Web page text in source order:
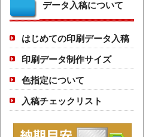
データ入稿について
はじめての印刷データ入稿
印刷データ制作サイズ
色指定について
入稿チェックリスト